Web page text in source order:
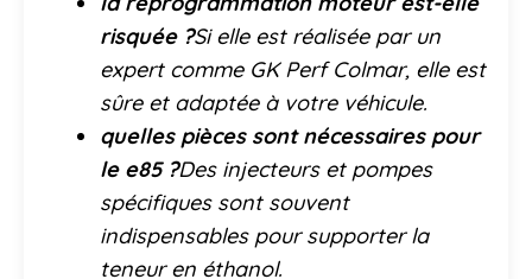
risquée ?Si elle est réalisée par un
expert comme GK Perf Colmar, elle est
sûre et adaptée à votre véhicule.
quelles pièces sont nécessaires pour
le e85 ?Des injecteurs et pompes
spécifiques sont souvent
indispensables pour supporter la
teneur en éthanol.